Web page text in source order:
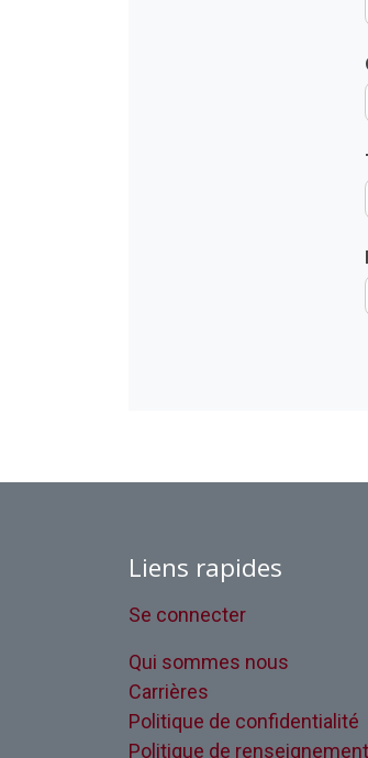
Liens rapides
Se connecter
Qui sommes nous
Carrières
Politique de confidentialité
Politique de